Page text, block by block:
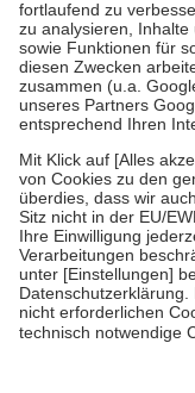
Diese Regeln gelten
Bei Heilmitteln und
Zuzahlung zehn
Verordnung.
Um das Engagement
zu stärken und die
fallenkeine
• Kindern und
mit Ausnahme der
• Untersuchungen zur
GKV getragen werden
• empfohlenen
• Harn- und